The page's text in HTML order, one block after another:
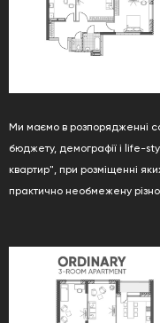
Ми маємо в розпорядженні
бюджету, демографії і life-
квартир", при розміщенні
практично необмежену